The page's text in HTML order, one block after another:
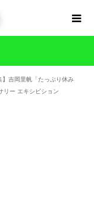
】吉岡里帆「たっぷり休み
リー エキシビション